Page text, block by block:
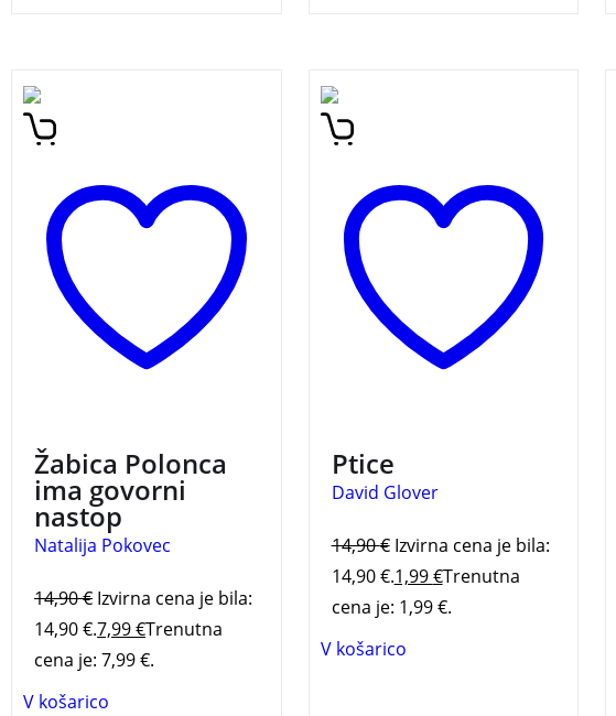
Vsi otroci se srečajo z
govornim nastopom,
zagotovo pa v prvem
razredu osnovne šole.
Žabica Polonca
ima govorni
nastop
Natalija Pokovec
14,90€ Izvirna cena je bila:
14,90 €.7,99€Trenutna
cena je: 7,99 €.
V košarico
Slikovno bogat in
pregleden priročnik za
in prehrano ptic.
Ptice
David Glover
14,90€ Izvirna cena je bila:
14,90 €.1,99€Trenutna
cena je: 1,99 €.
V košarico